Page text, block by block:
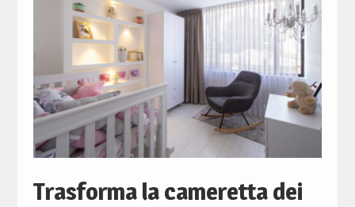
Trasforma la cameretta dei